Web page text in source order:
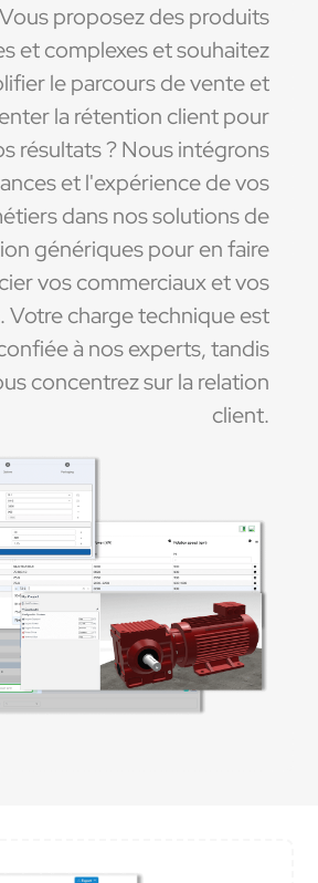
Vous proposez des produits
et complexes et souhaitez
le parcours de vente et
la rétention client pour
résultats ? Nous intégrons
et l'expérience de vos
dans nos solutions de
génériques pour en faire
vos commerciaux et vos
Votre charge technique est
à nos experts, tandis
concentrez sur la relation
client.